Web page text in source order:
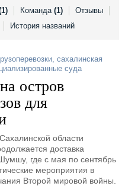
Флот
Галерея флота
Отзывы
Все службы
Команда (1)
Отзывы
История названий
, сахалинская
суда
остров
для
области
доставка
где с мая по сентябрь
мероприятия в
Второй мировой войны.